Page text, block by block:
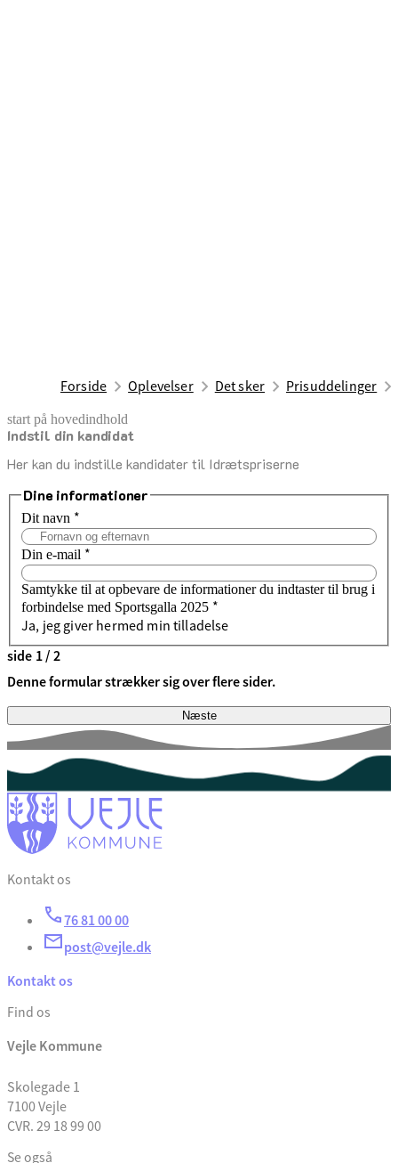
Forside Oplevelser Det sker Prisuddelinger
start på hovedindhold
Indstil din kandidat
Her kan du indstille kandidater til Idrætspriserne
senest opdateret 9. december 2025
Dine informationer
Dit navn *
Din e-mail *
Samtykke til at opbevare de informationer du indtaster til brug i
forbindelse med Sportsgalla 2025 *
Ja, jeg giver hermed min tilladelse
side 1 / 2
Denne formular strækker sig over flere sider.
Næste
Kontakt os
76 81 00 00
post@vejle.dk
Kontakt os
Find os
Vejle Kommune
Skolegade 1
7100 Vejle
CVR. 29 18 99 00
Se også